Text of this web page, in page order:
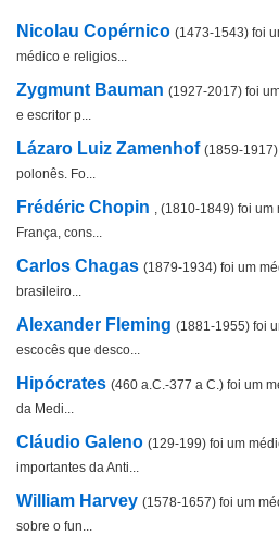
Nicolau Copérnico (1473-1543) foi
médico e religios...
Zygmunt Bauman (1927-2017) foi
e escritor p...
Lázaro Luiz Zamenhof (1859-
polonês. Fo...
Frédéric Chopin
, (1810-1849) foi
França, cons...
Carlos Chagas (1879-1934) foi um
brasileiro...
Alexander Fleming (1881-1955) foi
escocês que desco...
Hipócrates (460 a.C.-377 a C.) foi um
da Medi...
Cláudio Galeno (129-199) foi um
importantes da Anti...
William Harvey (1578-1657) foi um
sobre o fun...